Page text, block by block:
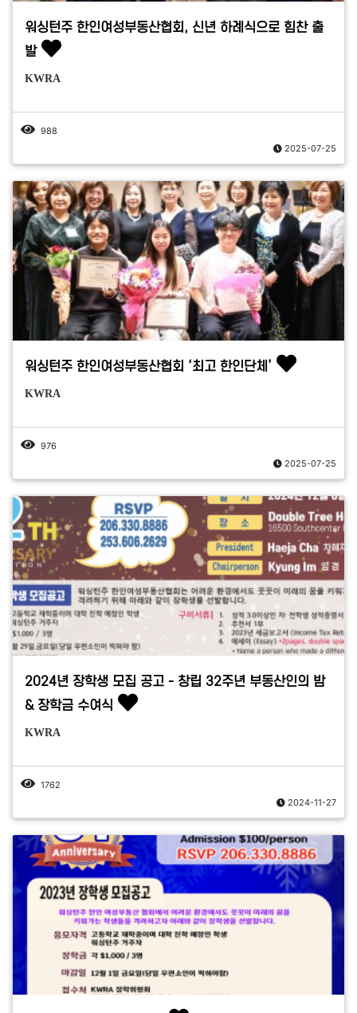
워싱턴주 한인여성부동산협회, 신년 하례식으로 힘찬 출
발
KWRA
988
2025-07-25
워싱턴주 한인여성부동산협회 ‘최고 한인단체’
KWRA
976
2025-07-25
2024년 장학생 모집 공고 - 창립 32주년 부동산인의 밤
& 장학금 수여식
KWRA
1762
2024-11-27